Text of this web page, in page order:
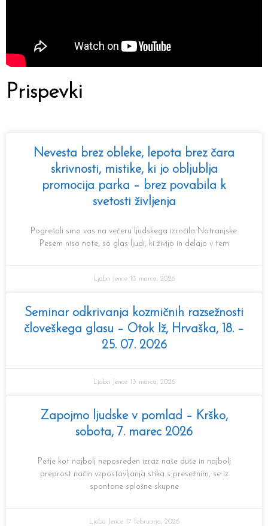
Prispevki
Nevesta brez obleke, lepota brez čara
skrivnosti, mistike, ki jo obljublja
promocija parka – brez povabila k
svetosti življenja
Pogrešali smo vas na večeru ljudskega izročila Notranjske.
Pesem niso note, so glas ljudi, ki živijo in delajo v tem
Ljoba Jence 13 marca, 2026
Seminar odkrivanja kozmičnih razsežnosti
človeškega glasu – Otok Iž, Hrvaška, 18. –
25. 07. 2026
Ljoba Jence 13 marca, 2026
Zapojmo ljudske v pomlad – Krško,
sobota, 7. marec 2026
Petje kot najbolj neposreden izraz naše duše in najbolj
preprost način vzpostavljanja stika s presežnim, se iz
spontane splošne skupne
Ljoba Jence 17 februarja, 2026